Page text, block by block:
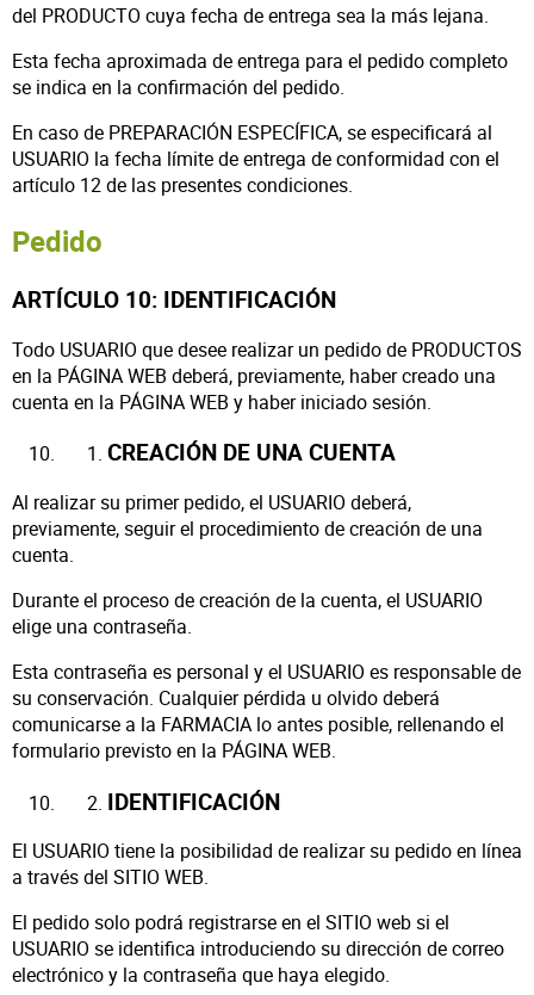
del PRODUCTO cuya fecha de entrega sea la más lejana.
Esta fecha aproximada de entrega para el pedido completo
se indica en la confirmación del pedido.
En caso de PREPARACIÓN ESPECÍFICA, se especificará al
USUARIO la fecha límite de entrega de conformidad con el
artículo 12 de las presentes condiciones.
Pedido
ARTÍCULO 10: IDENTIFICACIÓN
Todo USUARIO que desee realizar un pedido de PRODUCTOS
en la PÁGINA WEB deberá, previamente, haber creado una
cuenta en la PÁGINA WEB y haber iniciado sesión.
CREACIÓN DE UNA CUENTA
Al realizar su primer pedido, el USUARIO deberá,
previamente, seguir el procedimiento de creación de una
cuenta.
Durante el proceso de creación de la cuenta, el USUARIO
elige una contraseña.
Esta contraseña es personal y el USUARIO es responsable de
su conservación. Cualquier pérdida u olvido deberá
comunicarse a la FARMACIA lo antes posible, rellenando el
formulario previsto en la PÁGINA WEB.
IDENTIFICACIÓN
El USUARIO tiene la posibilidad de realizar su pedido en línea
a través del SITIO WEB.
El pedido solo podrá registrarse en el SITIO web si el
USUARIO se identifica introduciendo su dirección de correo
electrónico y la contraseña que haya elegido.